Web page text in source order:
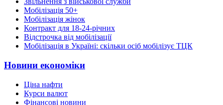
Мобілізація 50+
Мобілізація жінок
Контракт для 18-24-річних
Відстрочка від мобілізації
Мобілізація в Україні: скільки осіб мобілізує ТЦК
Новини економіки
Ціна нафти
Курси валют
Фінансові новини